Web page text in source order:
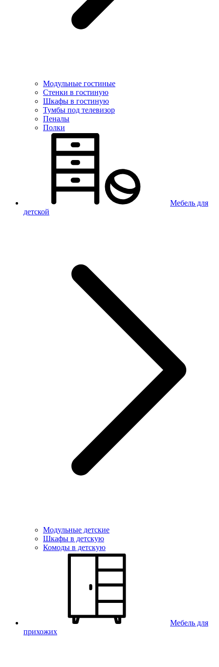
Модульные гостиные
Стенки в гостиную
Шкафы в гостиную
Тумбы под телевизор
Пеналы
Полки
Мебель для
детской
Модульные детские
Шкафы в детскую
Комоды в детскую
Мебель для
прихожих